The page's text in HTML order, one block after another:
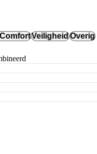
VeiligheidOverig